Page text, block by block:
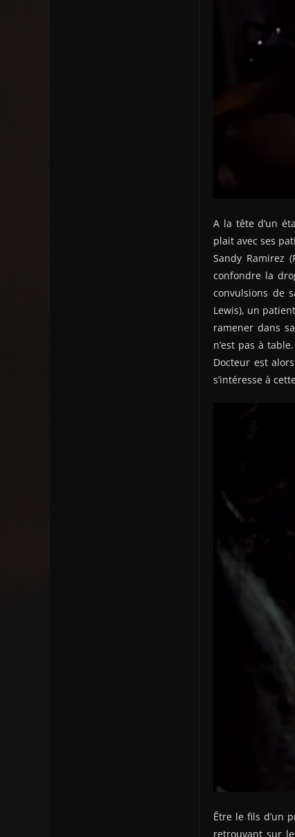
A la tête d’un
plait avec ses
Sandy Ramirez
confondre la
convulsions de
Lewis), un
ramener dans
n’est pas à
Docteur est
s’intéresse à
Être le fils d’un
retrouvant sur